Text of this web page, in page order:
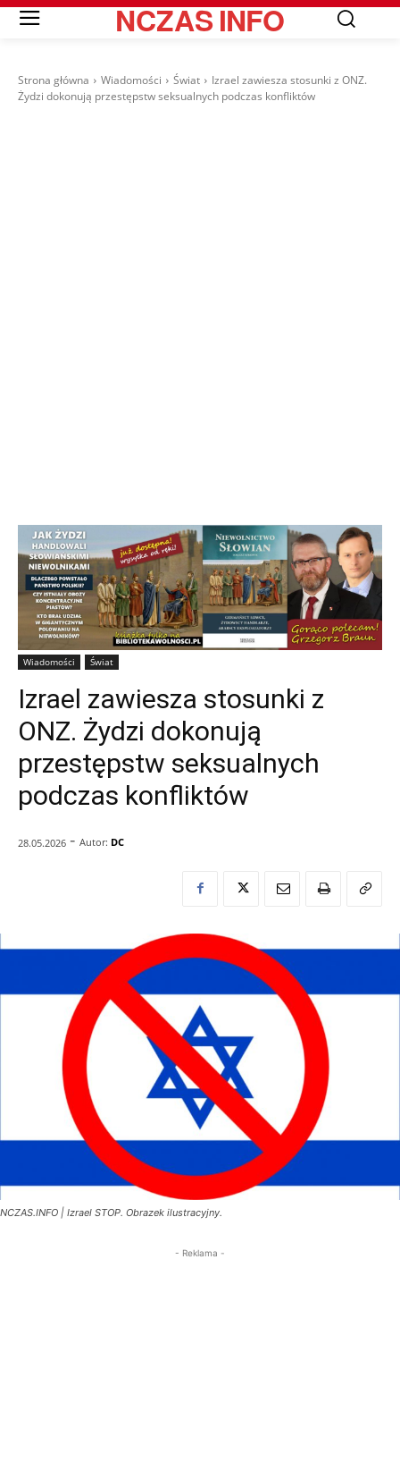
NCZASINFO
Strona główna Wiadomości Świat
Izrael zawiesza stosunki z ONZ.
Żydzi dokonują przestępstw seksualnych podczas konfliktów
Wiadomości Świat
Izrael zawiesza stosunki z
ONZ. Żydzi dokonują
przestępstw seksualnych
podczas konfliktów
28.05.2026 - Autor: DC
NCZAS.INFO | Izrael STOP. Obrazek ilustracyjny.
- Reklama -